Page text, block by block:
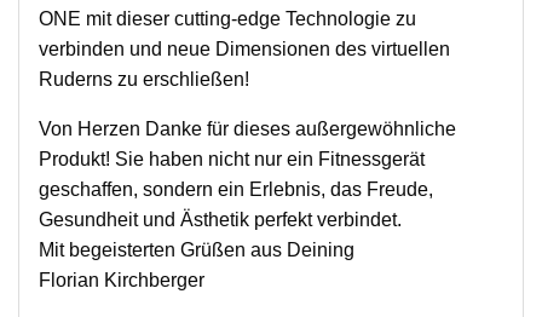
ONE mit dieser cutting-edge Technologie zu
verbinden und neue Dimensionen des virtuellen
Ruderns zu erschließen!
Von Herzen Danke für dieses außergewöhnliche
Produkt! Sie haben nicht nur ein Fitnessgerät
geschaffen, sondern ein Erlebnis, das Freude,
Gesundheit und Ästhetik perfekt verbindet.
Mit begeisterten Grüßen aus Deining
Florian Kirchberger